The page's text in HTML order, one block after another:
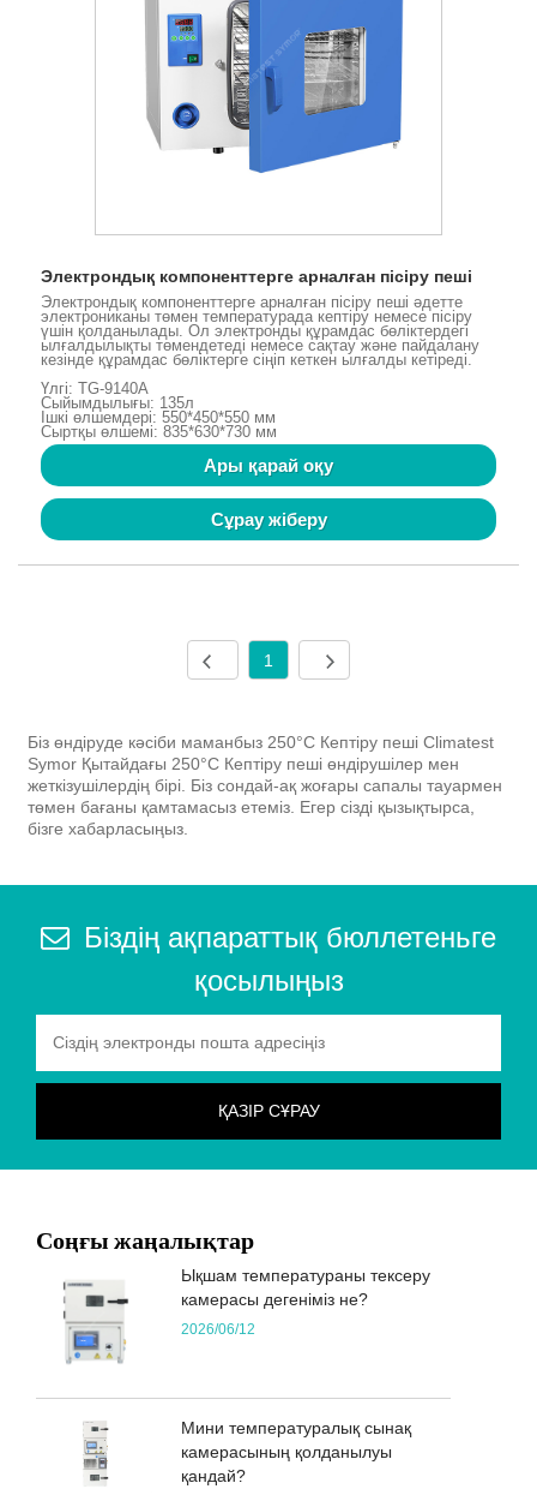
Электрондық компоненттерге арналған пісіру пеші
Электрондық компоненттерге арналған пісіру пеші әдетте
электрониканы төмен температурада кептіру немесе пісіру
үшін қолданылады. Ол электронды құрамдас бөліктердегі
ылғалдылықты төмендетеді немесе сақтау және пайдалану
кезінде құрамдас бөліктерге сіңіп кеткен ылғалды кетіреді.
Үлгі: TG-9140A
Сыйымдылығы: 135л
Ішкі өлшемдері: 550*450*550 мм
Сыртқы өлшемі: 835*630*730 мм
Ары қарай оқу
Сұрау жіберу
1
Біз өндіруде кәсіби маманбыз 250°C Кептіру пеші Climatest
Symor Қытайдағы 250°C Кептіру пеші өндірушілер мен
жеткізушілердің бірі. Біз сондай-ақ жоғары сапалы тауармен
төмен бағаны қамтамасыз етеміз. Егер сізді қызықтырса,
бізге хабарласыңыз.
Біздің ақпараттық бюллетеньге
қосылыңыз
Соңғы жаңалықтар
Ықшам температураны тексеру
камерасы дегеніміз не?
2026/06/12
Мини температуралық сынақ
камерасының қолданылуы
қандай?